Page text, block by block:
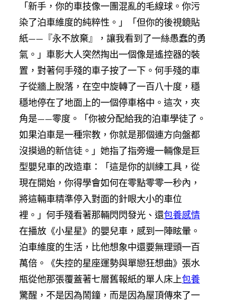
「新手，你的車技像一團混亂的毛線球。你污
染了泊車維度的純粹性。」「但你的後視鏡貼
紙——『永不放棄』，讓我看到了一絲愚蠢的勇
氣。」車影大人突然掏出一個像是遙控器的裝
置，對著何手殘的車子按了一下。何手殘的車
子從牆上脫落，在空中旋轉了一百八十度，穩
穩地停在了地面上的一個停車格中。這次，夾
角是——零度。「你被分配給我的泊車學徒了。
如果泊車是一種宗教，你就是那個連方向盤都
沒摸過的新信徒。」她指了指旁邊一輛像是巨
型嬰兒車的改造車：「這是你的訓練工具，從
現在開始，你得學會如何在零點零零一秒內，
將這輛車精準停入對面的針眼大小的車位
裡。」何手殘看著那輛閃閃發光、還包養感情
在播放《小星星》的嬰兒車，感到一陣眩暈。
泊車維度的生活，比他想象中還要無理頭一百
萬倍。《失控的星座運勢與單戀狂想曲》張水
瓶從他那張覆蓋著七層舊報紙的單人床上包養
驚醒，不是因為鬧鐘，而是因為屋頂傳來了一